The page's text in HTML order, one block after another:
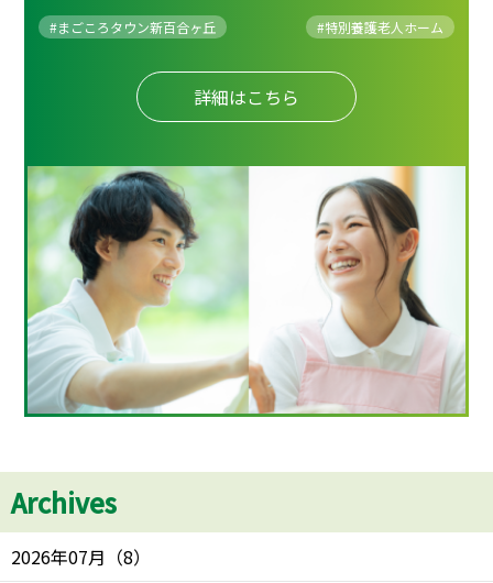
#まごころタウン新百合ヶ丘 #特別養護老人ホーム
詳細はこちら
Archives
2026年07月 （8）